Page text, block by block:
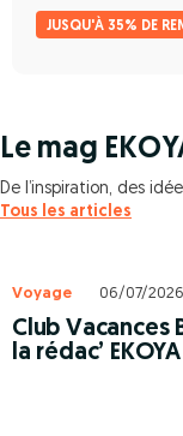
JUSQU'À 35% DE
Le mag
De l’inspiration, des
Tous les articles
Voyage 06/07/2026
Club Vacances
la rédac’